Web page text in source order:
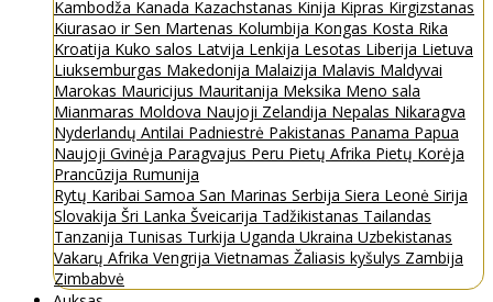
Kambodža Kanada Kazachstanas Kinija Kipras Kirgizstanas
Kiurasao ir Sen Martenas Kolumbija Kongas Kosta Rika
Kroatija Kuko salos Latvija Lenkija Lesotas Liberija Lietuva
Liuksemburgas Makedonija Malaizija Malavis Maldyvai
Marokas Mauricijus Mauritanija Meksika Meno sala
Mianmaras Moldova Naujoji Zelandija Nepalas Nikaragva
Nyderlandų Antilai Padniestrė Pakistanas Panama Papua
Naujoji Gvinėja Paragvajus Peru Pietų Afrika Pietų Korėja
Prancūzija Rumunija
Rytų Karibai Samoa San Marinas Serbija Siera Leonė Sirija
Slovakija Šri Lanka Šveicarija Tadžikistanas Tailandas
Tanzanija Tunisas Turkija Uganda Ukraina Uzbekistanas
Vakarų Afrika Vengrija Vietnamas Žaliasis kyšulys Zambija
Zimbabvė